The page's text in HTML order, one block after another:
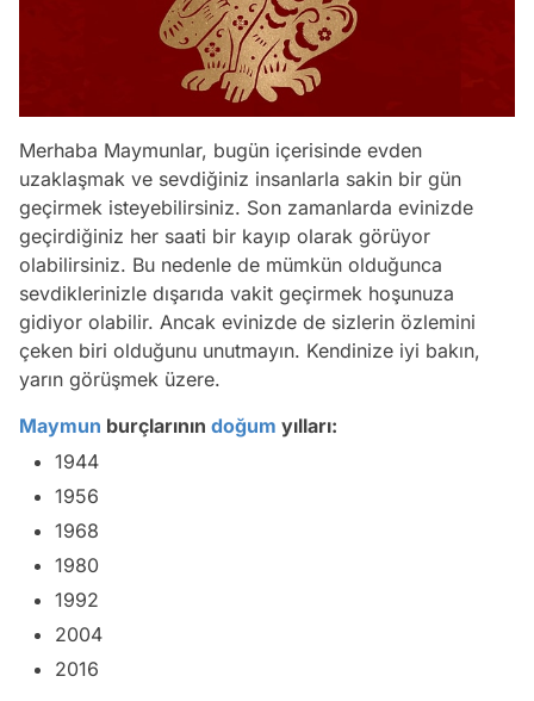
Merhaba Maymunlar, bugün içerisinde evden
uzaklaşmak ve sevdiğiniz insanlarla sakin bir gün
geçirmek isteyebilirsiniz. Son zamanlarda evinizde
geçirdiğiniz her saati bir kayıp olarak görüyor
olabilirsiniz. Bu nedenle de mümkün olduğunca
sevdiklerinizle dışarıda vakit geçirmek hoşunuza
gidiyor olabilir. Ancak evinizde de sizlerin özlemini
çeken biri olduğunu unutmayın. Kendinize iyi bakın,
yarın görüşmek üzere.
Maymun burçlarının doğum yılları:
1944
1956
1968
1980
1992
2004
2016